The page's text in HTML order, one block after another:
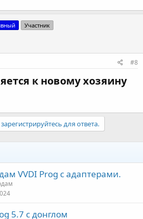
Участник
#8
к новому хозяину
для ответа.
VVDI Prog с адаптерами.
5.7 с донглом